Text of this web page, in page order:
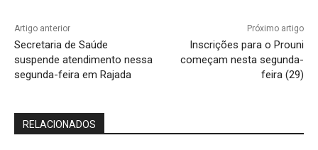
Artigo anterior
Secretaria de Saúde
suspende atendimento nessa
segunda-feira em Rajada
Próximo artigo
Inscrições para o Prouni
começam nesta segunda-
feira (29)
RELACIONADOS